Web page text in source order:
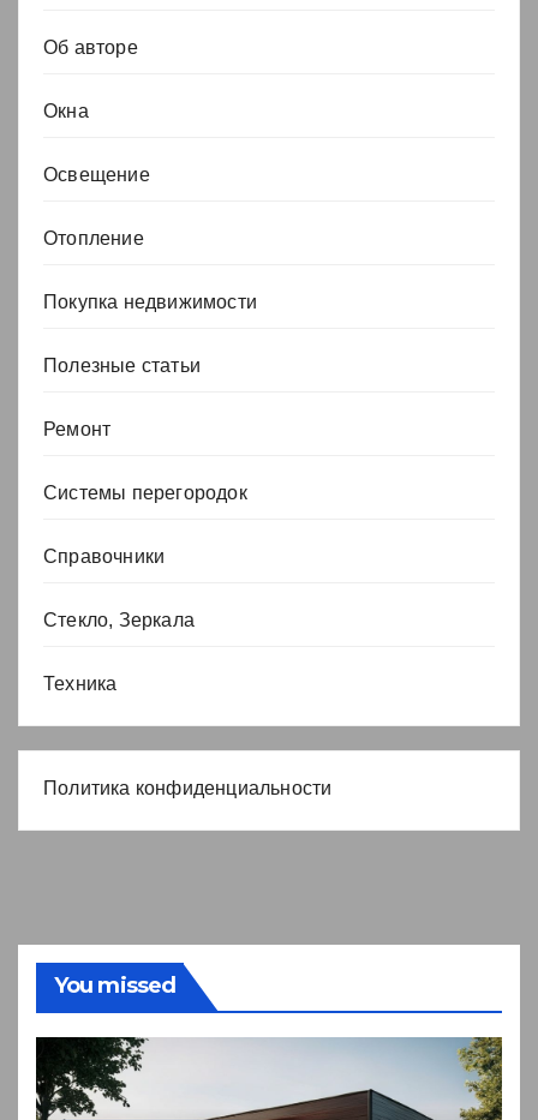
Об авторе
Окна
Освещение
Отопление
Покупка недвижимости
Полезные статьи
Ремонт
Системы перегородок
Справочники
Стекло, Зеркала
Техника
Политика конфиденциальности
You missed